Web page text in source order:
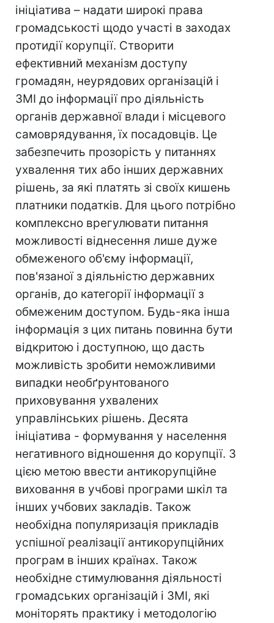
ініціатива – надати широкі права
громадськості щодо участі в заходах
протидії корупції. Створити
ефективний механізм доступу
громадян, неурядових організацій і
ЗМІ до інформації про діяльність
органів державної влади і місцевого
самоврядування, їх посадовців. Це
забезпечить прозорість у питаннях
ухвалення тих або інших державних
рішень, за які платять зі своїх кишень
платники податків. Для цього потрібно
комплексно врегулювати питання
можливості віднесення лише дуже
обмеженого об'єму інформації,
пов'язаної з діяльністю державних
органів, до категорії інформації з
обмеженим доступом. Будь-яка інша
інформація з цих питань повинна бути
відкритою і доступною, що дасть
можливість зробити неможливими
випадки необґрунтованого
приховування ухвалених
управлінських рішень. Десята
ініціатива - формування у населення
негативного відношення до корупції. З
цією метою ввести антикорупційне
виховання в учбові програми шкіл та
інших учбових закладів. Також
необхідна популяризація прикладів
успішної реалізації антикорупційних
програм в інших країнах. Також
необхідне стимулювання діяльності
громадських організацій і ЗМІ, які
моніторять практику і методологію